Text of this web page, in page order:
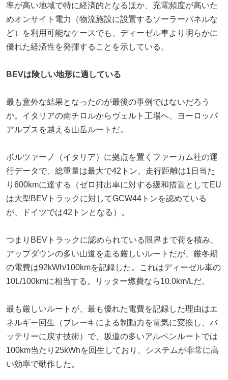
率が高い地域で特に経済的となるほか、充電頻度が高いた
めオンサイト電力（物流施設に設置するソーラーパネルな
ど）を利用可能なケースでも、ディーゼル車より明らかに
優れた経済性を発揮することを示している。
BEVは険しい地形に適している
最も意外な結果となったのが最後の事例ではないだろう
か。イタリアの南チロルからヴェルト工場へ、ヨーロッパ
アルプスを越える山岳ルートだ。
ボルツァーノ（イタリア）に拠点を置くファーカム社の運
行データで、総重量は最大で42トン、走行距離は1日当た
り600kmに達する（ゼロ排出車に対する緩和措置としてEU
は大型BEVトラックに対してGCW44トンを認めている
が、ドイツでは42トンとなる）。
つまりBEVトラックに認められている限界まで荷を積み、
アップダウンの多い山道を走る厳しいルートだが、厳冬期
の電費は92kWh/100kmを記録した。これはディーゼル車の
10L/100kmに相当する。リッター燃費なら10.0km/Lだ。
最も厳しいルートが、最も優れた電費を記録した理由はエ
ネルギー回生（ブレーキによる制動力を電気に変換し、バ
ッテリーに戻す技術）で、坂道の多いアルペンルートでは
100km当たり25kWhを回生しており、システムが非常に高
い効率で動作した。